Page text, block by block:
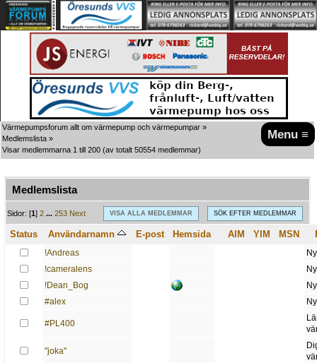
Menu ≡
Värmepumpsforum allt om värmepump och värmepumpar »
Medlemslista »
Visar medlemmarna 1 till 200 (av totalt 50554 medlemmar)
Medlemslista
A
B C D E G H J K L M N O P Q R S T U V W X Y Z
VISA ALLA MEDLEMMAR SÖK EFTER MEDLEMMAR
Sidor: [1]2 ...253 Next
Status Användarnamn E-post Hemsida AIM YIM MSN
!Andreas
!cameralens
!Dean_Bog
#alex
#PL400
"joka"